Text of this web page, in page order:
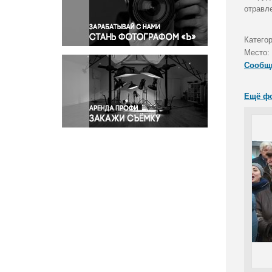
Правосудие
Происшествия и конфликты
Религия
Светская жизнь
Спорт
Экология
Экономика и бизнес
Место:
Ещё